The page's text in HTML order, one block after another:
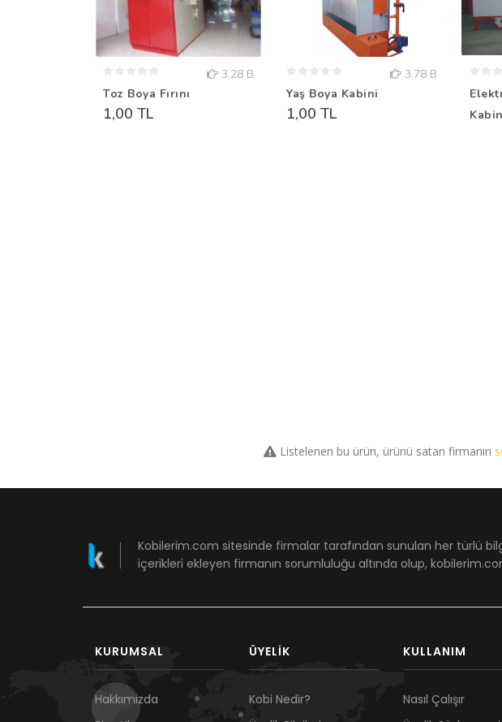
3.28 B
Toz Boya Fırını
1,00 TL
3.78 B
Yaş Boya Kabini
1,00 TL
Listelenen bu ürün, ürünü satan firmanın
Kobilerim.com sitesinde firmalar tarafından sunulan her türlü
içerikleri ekleyen firmanın sorumluluğu altında olup,
KURUMSAL
Hakkımızda
ÜYELIK
Kobi Nedir?
KULLANIM
Nasıl Çalışır